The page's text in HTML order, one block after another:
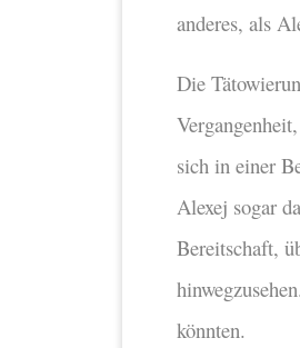
anderes, als
Die
sich in einer
Alexej sogar
Bereitschaft,
könnten.